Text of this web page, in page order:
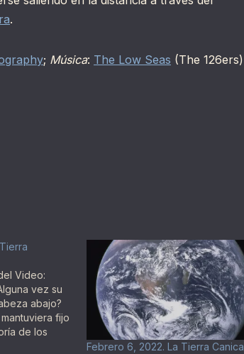
.
; Música: The Low Seas (The 126ers)
Video:
vez su
abajo?
fijo
de los
Febrero 6, 2022. La Tierra Canica